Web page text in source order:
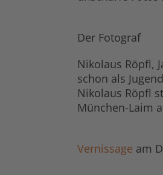
Der Fotograf
Nikolaus Röpfl,
schon als
Nikolaus Röpfl
München-Laim
Vernissage am